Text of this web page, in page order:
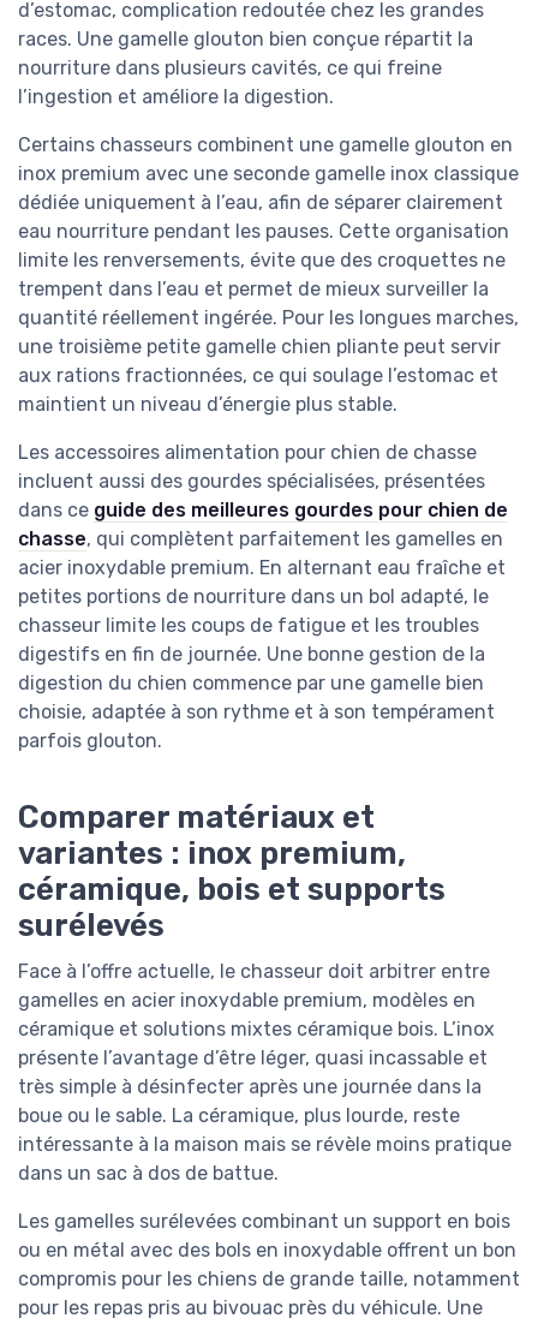
d’estomac, complication redoutée chez les grandes
races. Une gamelle glouton bien conçue répartit la
nourriture dans plusieurs cavités, ce qui freine
l’ingestion et améliore la digestion.
Certains chasseurs combinent une gamelle glouton en
inox premium avec une seconde gamelle inox classique
dédiée uniquement à l’eau, afin de séparer clairement
eau nourriture pendant les pauses. Cette organisation
limite les renversements, évite que des croquettes ne
trempent dans l’eau et permet de mieux surveiller la
quantité réellement ingérée. Pour les longues marches,
une troisième petite gamelle chien pliante peut servir
aux rations fractionnées, ce qui soulage l’estomac et
maintient un niveau d’énergie plus stable.
Les accessoires alimentation pour chien de chasse
incluent aussi des gourdes spécialisées, présentées
dans ce guide des meilleures gourdes pour chien de
chasse, qui complètent parfaitement les gamelles en
acier inoxydable premium. En alternant eau fraîche et
petites portions de nourriture dans un bol adapté, le
chasseur limite les coups de fatigue et les troubles
digestifs en fin de journée. Une bonne gestion de la
digestion du chien commence par une gamelle bien
choisie, adaptée à son rythme et à son tempérament
parfois glouton.
Comparer matériaux et
variantes : inox premium,
céramique, bois et supports
surélevés
Face à l’offre actuelle, le chasseur doit arbitrer entre
gamelles en acier inoxydable premium, modèles en
céramique et solutions mixtes céramique bois. L’inox
présente l’avantage d’être léger, quasi incassable et
très simple à désinfecter après une journée dans la
boue ou le sable. La céramique, plus lourde, reste
intéressante à la maison mais se révèle moins pratique
dans un sac à dos de battue.
Les gamelles surélevées combinant un support en bois
ou en métal avec des bols en inoxydable offrent un bon
compromis pour les chiens de grande taille, notamment
pour les repas pris au bivouac près du véhicule. Une